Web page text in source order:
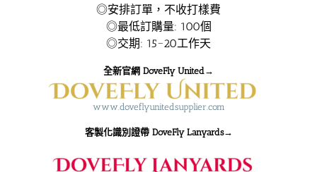
◎安排訂單，不收打樣費
◎最低訂購量: 100個
◎交期: 15~20工作天
全新官網 DoveFly United→
www.doveflyunitedsupplier.com
客製化識別證帶 DoveFly Lanyards→